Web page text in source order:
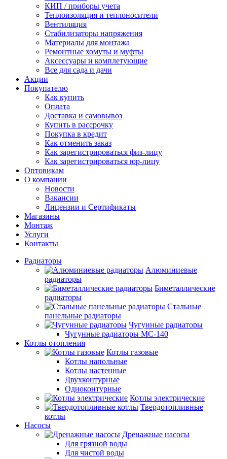
КИП / приборы учета
Теплоизоляция и теплоносители
Вентиляция
Стабилизаторы напряжения
Материалы для монтажа
Ремонтные хомуты и муфты
Аксессуары и комплетующие
Все для сада и дачи
Акции
Покупателю
Как купить
Оплата
Доставка и самовывоз
Купить в рассрочку
Покупка в кредит
Как отменить заказ
Как зарегистрироваться физ-лицу
Как зарегистрироваться юр-лицу
Оптовикам
О компании
Новости
Вакансии
Лицензии и Сертификаты
Магазины
Монтаж
Услуги
Контакты
Радиаторы
Алюминиевые
радиаторы
Биметаллические
радиаторы
Стальные
панельные радиаторы
Чугунные радиаторы
Чугунные радиаторы МС-140
Котлы отопления
Котлы газовые
Котлы напольные
Котлы настенные
Двухконтурные
Одноконтурные
Котлы электрические
Твердотопливные
котлы
Насосы
Дренажные насосы
Для грязной воды
Для чистой воды